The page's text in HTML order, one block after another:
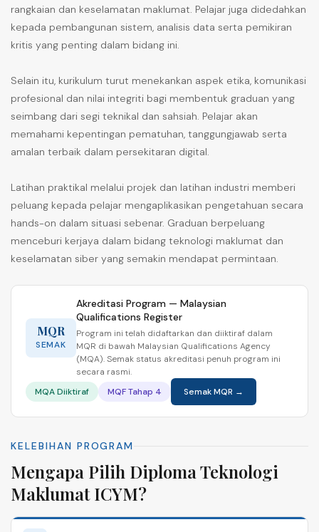
rangkaian dan keselamatan maklumat. Pelajar juga didedahkan
kepada pembangunan sistem, analisis data serta pemikiran
kritis yang penting dalam bidang ini.
Selain itu, kurikulum turut menekankan aspek etika, komunikasi
profesional dan nilai integriti bagi membentuk graduan yang
seimbang dari segi teknikal dan sahsiah. Pelajar akan
memahami kepentingan pematuhan, tanggungjawab serta
amalan terbaik dalam persekitaran digital.
Latihan praktikal melalui projek dan latihan industri memberi
peluang kepada pelajar mengaplikasikan pengetahuan secara
hands-on dalam situasi sebenar. Graduan berpeluang
menceburi kerjaya dalam bidang teknologi maklumat dan
keselamatan siber yang semakin mendapat permintaan.
MQR
SEMAK
Akreditasi Program — Malaysian
Qualifications Register
Program ini telah didaftarkan dan diiktiraf dalam
MQR di bawah Malaysian Qualifications Agency
(MQA). Semak status akreditasi penuh program ini
secara rasmi.
MQA Diiktiraf
MQF Tahap 4 Semak MQR →
KELEBIHAN PROGRAM
Mengapa Pilih Diploma Teknologi
Maklumat ICYM?